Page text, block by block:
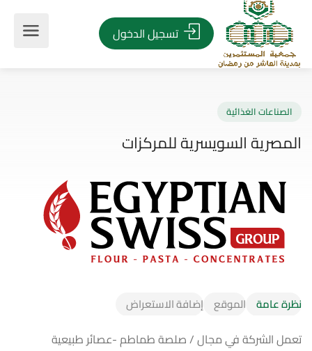
تسجيل الدخول
السويسرية للمركزات
نظرة عامة الموقع إضافة الاستعراض
تعمل الشركة في مجال / صلصة طماطم -عصائر طبيعية